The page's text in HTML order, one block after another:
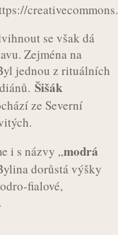
se však dá
Zejména na
jednou z rituálních
Šišák
ze Severní
i s názvy „modrá
dorůstá výšky
fialové,